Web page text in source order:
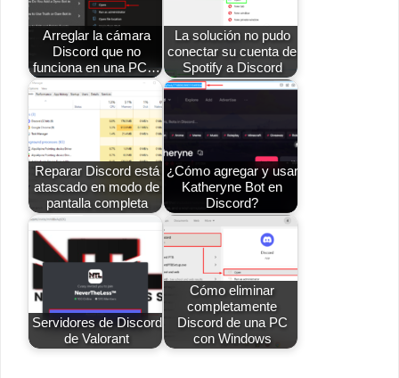
Arreglar la cámara
Discord que no
funciona en una PC…
La solución no pudo
conectar su cuenta de
Spotify a Discord
Reparar Discord está
atascado en modo de
pantalla completa
¿Cómo agregar y usar
Katheryne Bot en
Discord?
Servidores de Discord
de Valorant
Cómo eliminar
completamente
Discord de una PC
con Windows